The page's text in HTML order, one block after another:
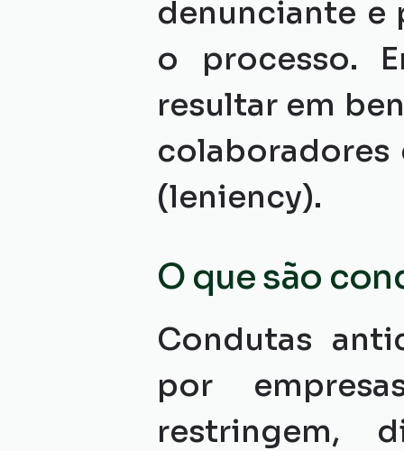
denunciante
o processo.
resultar em
(leniency).
O que são
Condutas
por
restringem,